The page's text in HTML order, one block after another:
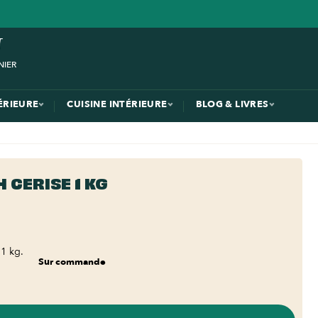
CUISINE INTÉRIEURE BLOG & LIVRES
CERISE 1 KG
kg.
Sur commande